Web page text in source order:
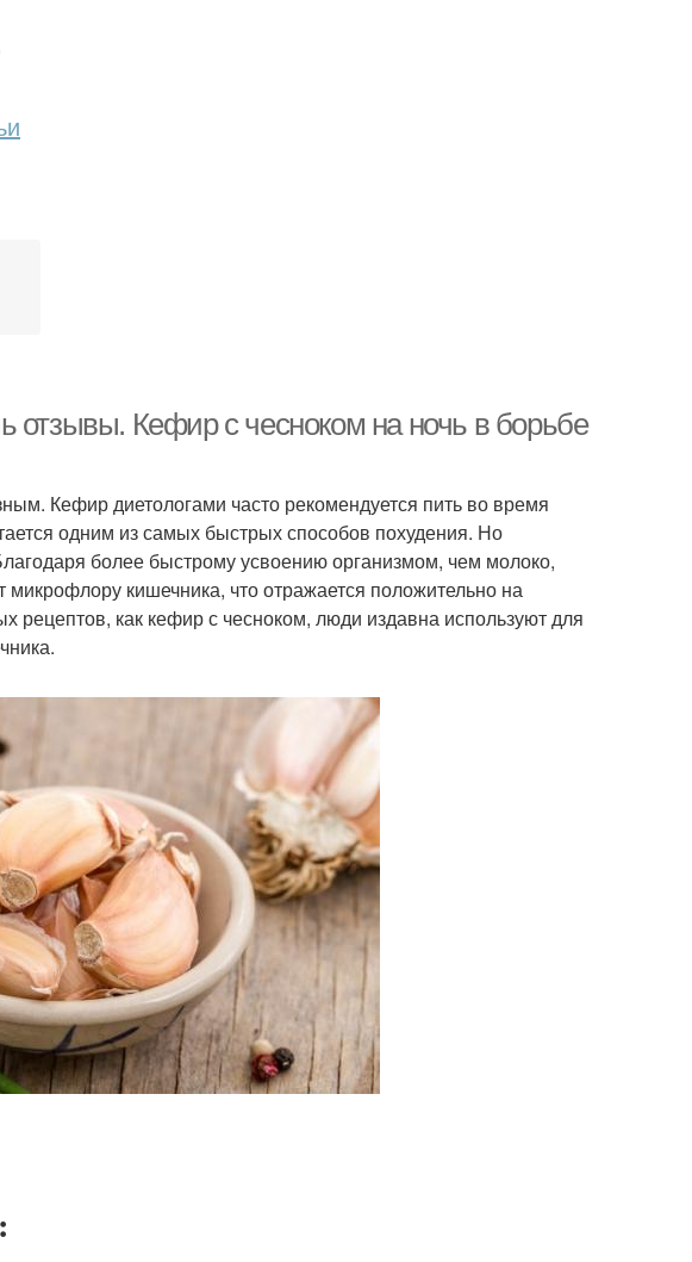
отзывы. Кефир с чесноком на ночь в борьбе
Кефир диетологами часто рекомендуется пить во время
одним из самых быстрых способов похудения. Но
более быстрому усвоению организмом, чем молоко,
кишечника, что отражается положительно на
рецептов, как кефир с чесноком, люди издавна используют для